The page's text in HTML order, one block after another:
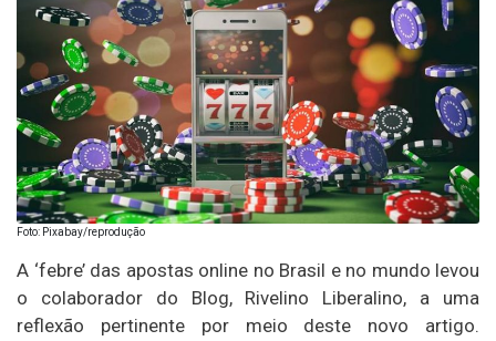
Foto: Pixabay/reprodução
A ‘febre’ das apostas online no Brasil e no mundo levou
o colaborador do Blog, Rivelino Liberalino, a uma
reflexão pertinente por meio deste novo artigo.